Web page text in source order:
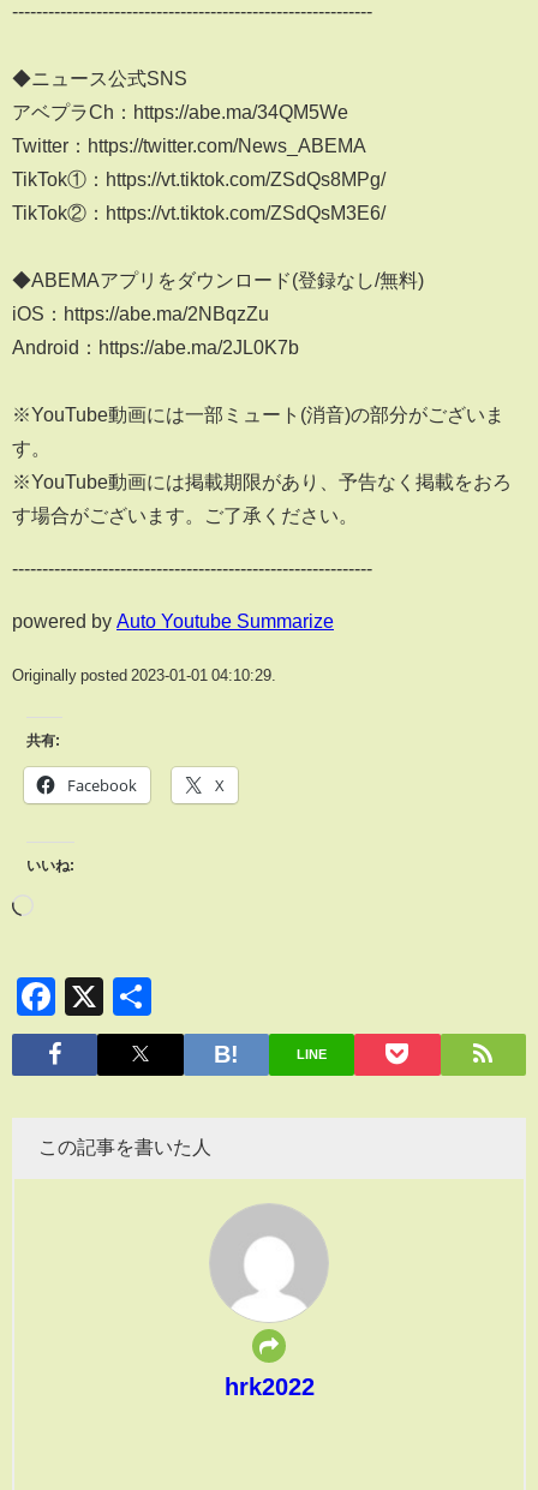
------------------------------------------------------------
◆ニュース公式SNS
アベプラCh：https://abe.ma/34QM5We
Twitter：https://twitter.com/News_ABEMA
TikTok①：https://vt.tiktok.com/ZSdQs8MPg/
TikTok②：https://vt.tiktok.com/ZSdQsM3E6/
◆ABEMAアプリをダウンロード(登録なし/無料)
iOS：https://abe.ma/2NBqzZu
Android：https://abe.ma/2JL0K7b
※YouTube動画には一部ミュート(消音)の部分がございま
す。
※YouTube動画には掲載期限があり、予告なく掲載をおろ
す場合がございます。ご了承ください。
------------------------------------------------------------
powered by Auto Youtube Summarize
Originally posted 2023-01-01 04:10:29.
共有:
Facebook X
いいね:
Facebook
X
有
LINE
この記事を書いた人
hrk2022